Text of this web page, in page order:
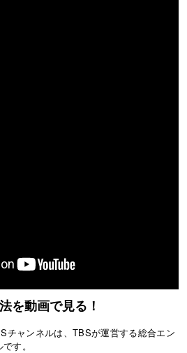
チャンネルは、TBSが運営する総合エン
す。
を動画で見る！